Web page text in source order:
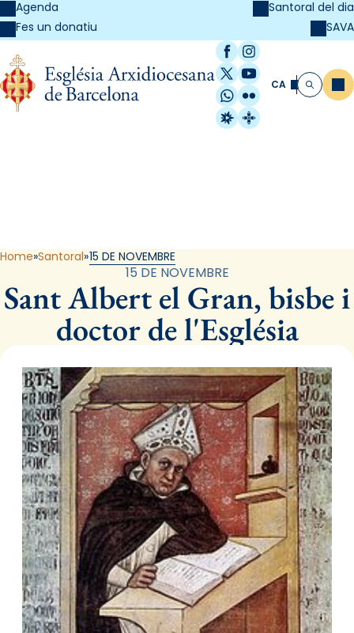
Agenda
Fes un donatiu
Santoral del dia
SAVA
Facebook
Instagram
X / Twitter
YouTube
WhatsApp
Flickr
Radio Estel
Catalunya
CA Cerca
Home Santoral 15 DE NOVEMBRE
15 DE NOVEMBRE
Sant Albert el Gran, bisbe i
doctor de l'Església